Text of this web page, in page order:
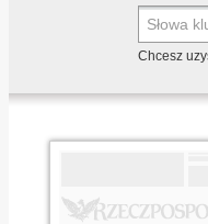
Chcesz